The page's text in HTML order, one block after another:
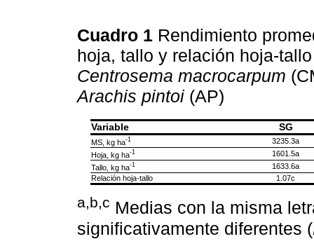
Cuadro 1 Rendimiento
hoja, tallo y relación hoja-
Centrosema macrocarpum
Arachis pintoi (AP)
Variable SG
MS, kg ha-1
3235.3a
Hoja, kg ha-1
1601.5a
Tallo, kg ha-1
1633.6a
Relación hoja-tallo
1.07c
a,b,c Medias con la misma
significativamente diferentes (